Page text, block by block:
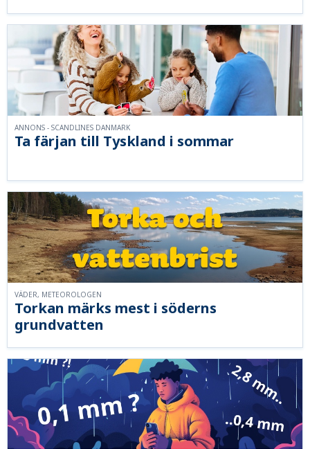
Ta färjan till Tyskland i sommar
ANNONS - SCANDLINES DANMARK
Torkan märks mest i söderns
grundvatten
VÄDER, METEOROLOGEN